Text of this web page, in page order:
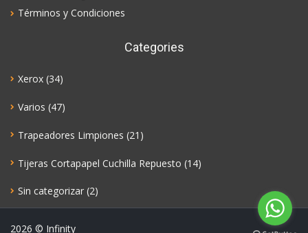
Términos y Condiciones
Categories
Xerox (34)
Varios (47)
Trapeadores Limpiones (21)
Tijeras Cortapapel Cuchilla Repuesto (14)
Sin categorizar (2)
2026 © Infinity